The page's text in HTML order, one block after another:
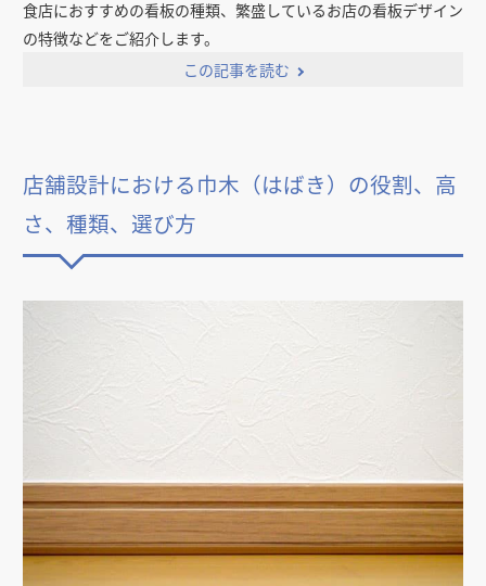
食店におすすめの看板の種類、繁盛しているお店の看板デザイン
の特徴などをご紹介します。
この記事を読む
店舗設計における巾木（はばき）の役割、高
さ、種類、選び方